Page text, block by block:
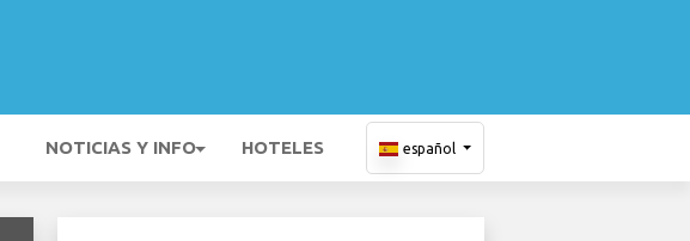
NOTICIAS Y INFO HOTELES español